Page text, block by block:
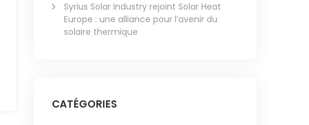
Syrius Solar Industry rejoint Solar Heat
Europe : une alliance pour l’avenir du
solaire thermique
CATÉGORIES